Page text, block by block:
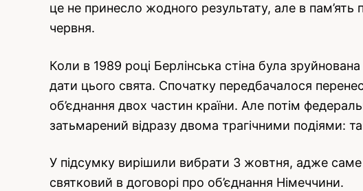
це не принесло жодного результату, але в пам’ять
червня.
Коли в 1989 році Берлінська стіна була
дати цього свята. Спочатку передбачалося
об’єднання двох частин країни. Але потім
затьмарений відразу двома трагічними подіями:
У підсумку вирішили вибрати 3 жовтня, адже
святковий в договорі про об’єднання Німеччини.